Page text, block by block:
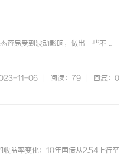
容易受到波动影响，做出一些不 ...
11-06 阅读：79 回复：0
益率变化：10年国债从2.54上行至